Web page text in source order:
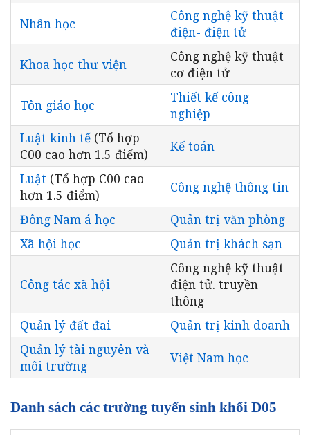
Nhân học
Công nghệ kỹ thuật
điện- điện tử
Khoa học thư viện
Công nghệ kỹ thuật
cơ điện tử
Tôn giáo học
Thiết kế công
nghiệp
Luật kinh tế (Tổ hợp
C00 cao hơn 1.5 điểm)
Kế toán
Luật (Tổ hợp C00 cao
hơn 1.5 điểm)
Công nghệ thông tin
Đông Nam á học
Quản trị văn phòng
Xã hội học
Quản trị khách sạn
Công tác xã hội
Công nghệ kỹ thuật
điện tử. truyền
thông
Quản lý đất đai
Quản trị kinh doanh
Quản lý tài nguyên và
môi trường
Việt Nam học
Danh sách các trường tuyển sinh khối D05